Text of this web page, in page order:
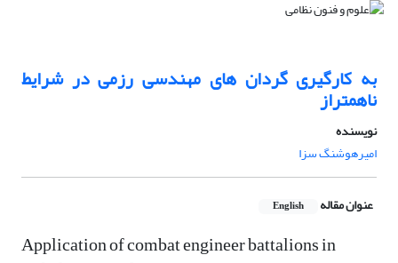
به کارگیری گردان های مهندسی رزمی در شرایط
ناهمتراز
نویسنده
امیرهوشنگ سزا
عنوان مقاله English
Application of combat engineer battalions in